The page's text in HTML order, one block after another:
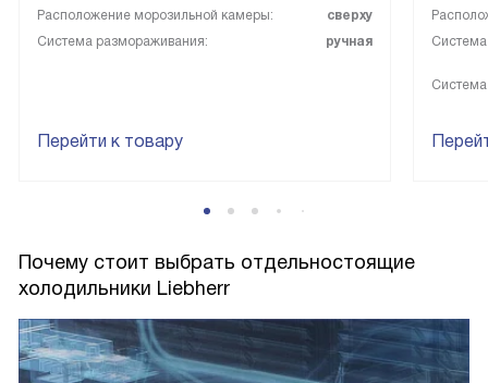
Расположение морозильной камеры:
сверху
Система размораживания:
ручная
Перейти к товару
Почему стоит выбрать отдельностоящие
холодильники Liebherr